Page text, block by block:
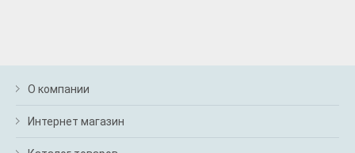
О компании
Интернет магазин